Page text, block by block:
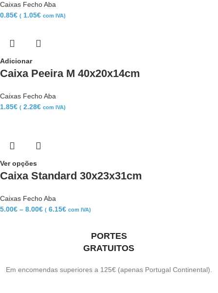
Caixas Fecho Aba
0.85€ ( 1.05€ com IVA)
Adicionar
Caixa Peeira M 40x20x14cm
Caixas Fecho Aba
1.85€ ( 2.28€ com IVA)
Ver opções
Caixa Standard 30x23x31cm
Caixas Fecho Aba
5.00€ – 8.00€ ( 6.15€ com IVA)
PORTES
GRATUITOS
Em encomendas superiores a 125€ (apenas Portugal Continental).